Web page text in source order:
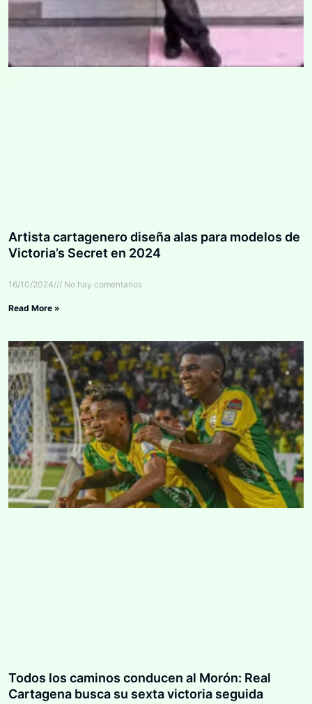
Artista cartagenero diseña alas para modelos de
Victoria’s Secret en 2024
16/10/2024 No hay comentarios
Read More »
Todos los caminos conducen al Morón: Real
Cartagena busca su sexta victoria seguida